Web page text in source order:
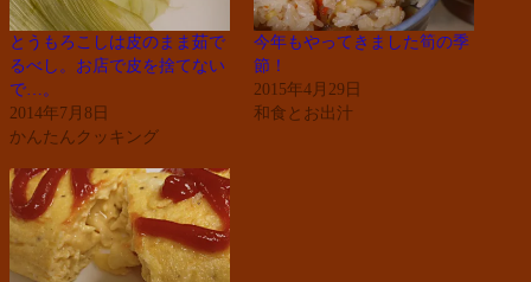
とうもろこしは皮のまま茹で
るべし。お店で皮を捨てない
で…。
2014年7月8日
かんたんクッキング
今年もやってきました筍の季
節！
2015年4月29日
和食とお出汁